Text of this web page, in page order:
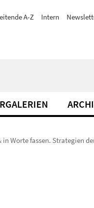
A-Z Intern
Worte fassen. Strategien